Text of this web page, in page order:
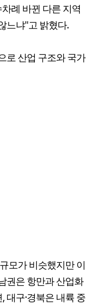
례 바뀐 다른 지역
느냐"고 밝혔다.
로 산업 구조와 국가
모가 비슷했지만 이
권은 항만과 산업화
대구·경북은 내륙 중